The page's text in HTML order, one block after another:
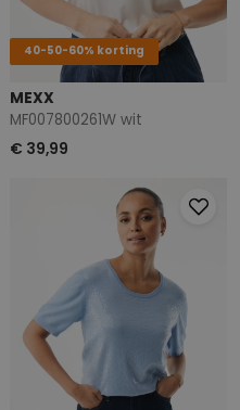
40-50-60% korting
MEXX
MF007800261W wit
€ 39,99